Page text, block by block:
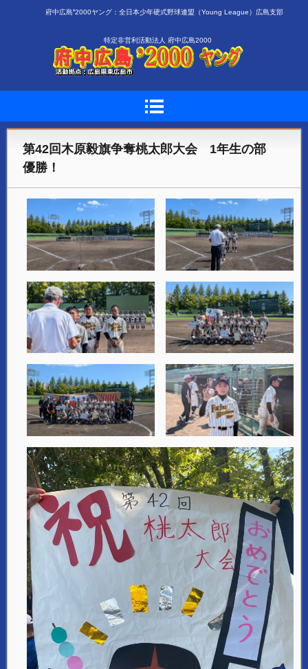
府中広島❜2000ヤング：全日本少年硬式野球連盟（Young League）広島支部
特定非営利活動法人 府中広島2000
第42回木原毅旗争奪桃太郎大会 1年生の部
優勝！